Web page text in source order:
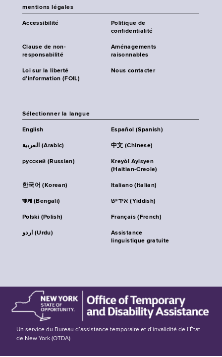
mentions légales
Accessibilité
Politique de
confidentialité
Clause de non-
responsabilité
Aménagements
raisonnables
Loi sur la liberté
d’information (FOIL)
Nous contacter
Sélectionner la langue
English Español (Spanish)
العربية (Arabic) 中文 (Chinese)
русский (Russian)
Kreyòl Ayisyen
(Haitian-Creole)
한국어 (Korean) Italiano (Italian)
বাংলা (Bengali) אידיש (Yiddish)
Polski (Polish) Français (French)
اردو (Urdu)
Assistance
linguistique gratuite
Un service du Bureau d’assistance temporaire et d’invalidité de l’État
de New York (OTDA)